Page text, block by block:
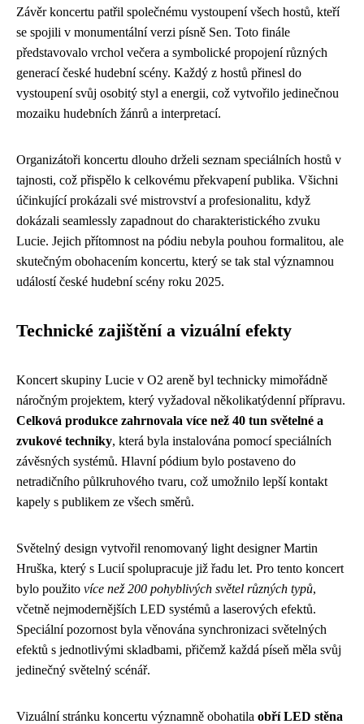
Závěr koncertu patřil společnému vystoupení všech hostů, kteří
se spojili v monumentální verzi písně Sen. Toto finále
představovalo vrchol večera a symbolické propojení různých
generací české hudební scény. Každý z hostů přinesl do
vystoupení svůj osobitý styl a energii, což vytvořilo jedinečnou
mozaiku hudebních žánrů a interpretací.
Organizátoři koncertu dlouho drželi seznam speciálních hostů v
tajnosti, což přispělo k celkovému překvapení publika. Všichni
účinkující prokázali své mistrovství a profesionalitu, když
dokázali seamlessly zapadnout do charakteristického zvuku
Lucie. Jejich přítomnost na pódiu nebyla pouhou formalitou, ale
skutečným obohacením koncertu, který se tak stal významnou
událostí české hudební scény roku 2025.
Technické zajištění a vizuální efekty
Koncert skupiny Lucie v O2 areně byl technicky mimořádně
náročným projektem, který vyžadoval několikatýdenní přípravu.
Celková produkce zahrnovala více než 40 tun světelné a
zvukové techniky, která byla instalována pomocí speciálních
závěsných systémů. Hlavní pódium bylo postaveno do
netradičního půlkruhového tvaru, což umožnilo lepší kontakt
kapely s publikem ze všech směrů.
Světelný design vytvořil renomovaný light designer Martin
Hruška, který s Lucií spolupracuje již řadu let. Pro tento koncert
bylo použito více než 200 pohyblivých světel různých typů,
včetně nejmodernějších LED systémů a laserových efektů.
Speciální pozornost byla věnována synchronizaci světelných
efektů s jednotlivými skladbami, přičemž každá píseň měla svůj
jedinečný světelný scénář.
Vizuální stránku koncertu významně obohatila obří LED stěna